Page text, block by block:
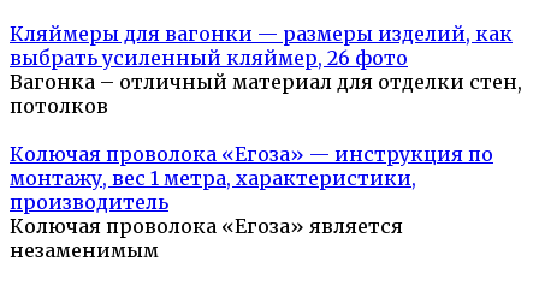
Кляймеры для вагонки — размеры изделий, как
выбрать усиленный кляймер, 26 фото
Вагонка – отличный материал для отделки стен,
потолков
Колючая проволока «Егоза» — инструкция по
монтажу, вес 1 метра, характеристики,
производитель
Колючая проволока «Егоза» является
незаменимым